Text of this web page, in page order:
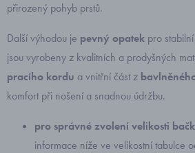
přirozený pohyb prstů.
Další výhodou je pevný opatek pro
jsou vyrobeny z kvalitních a prodyšných
pracího kordu a vnitřní část z
komfort při nošení a snadnou údržbu.
pro správné zvolení velikosti
informace níže ve velikostní tabulce